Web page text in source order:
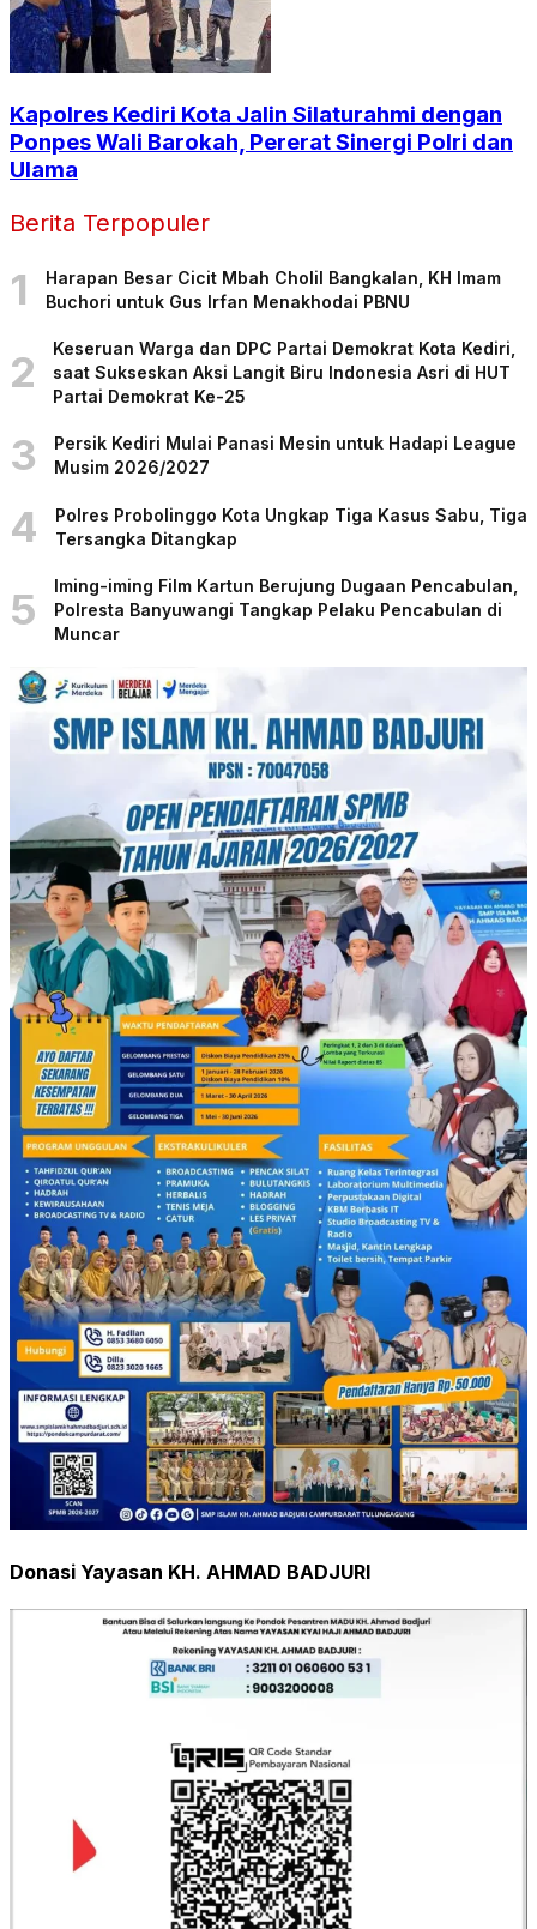
Kapolres Kediri Kota Jalin Silaturahmi dengan
Ponpes Wali Barokah, Pererat Sinergi Polri dan
Ulama
Berita Terpopuler
1
Harapan Besar Cicit Mbah Cholil Bangkalan, KH Imam
Buchori untuk Gus Irfan Menakhodai PBNU
2
Keseruan Warga dan DPC Partai Demokrat Kota Kediri,
saat Sukseskan Aksi Langit Biru Indonesia Asri di HUT
Partai Demokrat Ke-25
3
Persik Kediri Mulai Panasi Mesin untuk Hadapi League
Musim 2026/2027
4
Polres Probolinggo Kota Ungkap Tiga Kasus Sabu, Tiga
Tersangka Ditangkap
5
Iming-iming Film Kartun Berujung Dugaan Pencabulan,
Polresta Banyuwangi Tangkap Pelaku Pencabulan di
Muncar
Donasi Yayasan KH. AHMAD BADJURI